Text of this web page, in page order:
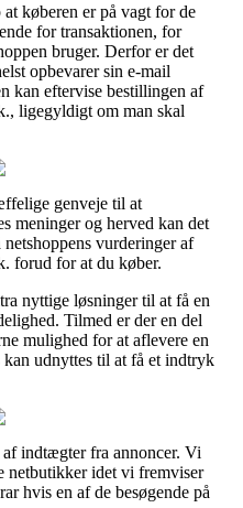
køberen er på vagt for de
for transaktionen, for
bruger. Derfor er det
opbevarer sin e-mail
kan eftervise bestillingen af
ligegyldigt om man skal
genveje til at
meninger og herved kan det
vurderinger af
forud for at du køber.
nyttige løsninger til at få en
Tilmed er der en del
mulighed for at aflevere en
udnyttes til at få et indtryk
indtægter fra annoncer. Vi
netbutikker idet vi fremviser
hvis en af de besøgende på